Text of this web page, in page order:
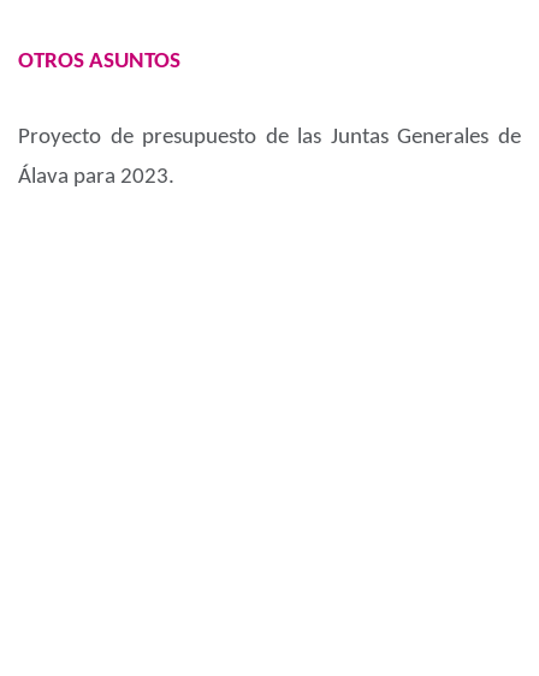
OTROS ASUNTOS
Proyecto de presupuesto de las Juntas Generales de
Álava para 2023.